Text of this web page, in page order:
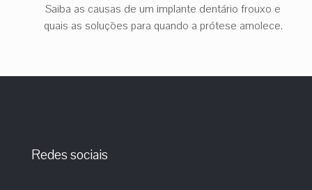
Saiba as causas de um implante dentário frouxo e
quais as soluções para quando a prótese amolece.
Redes sociais